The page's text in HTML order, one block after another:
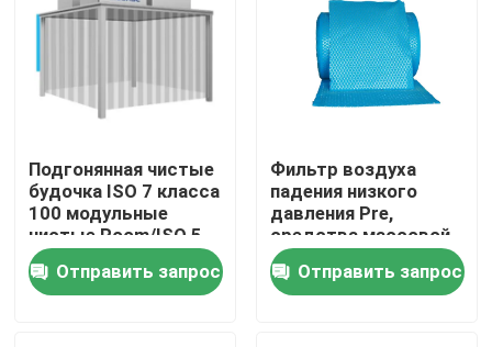
Дом
Продукты
Подгонянная чистые
будочка ISO 7 класса
100 модульные
чистые Room/ISO 5
чистая
Отправить запрос
Фильтр воздуха
падения низкого
давления Pre,
средства массовой
информации фильтра
Rolls полиэстера G3
G4
Отправить запрос